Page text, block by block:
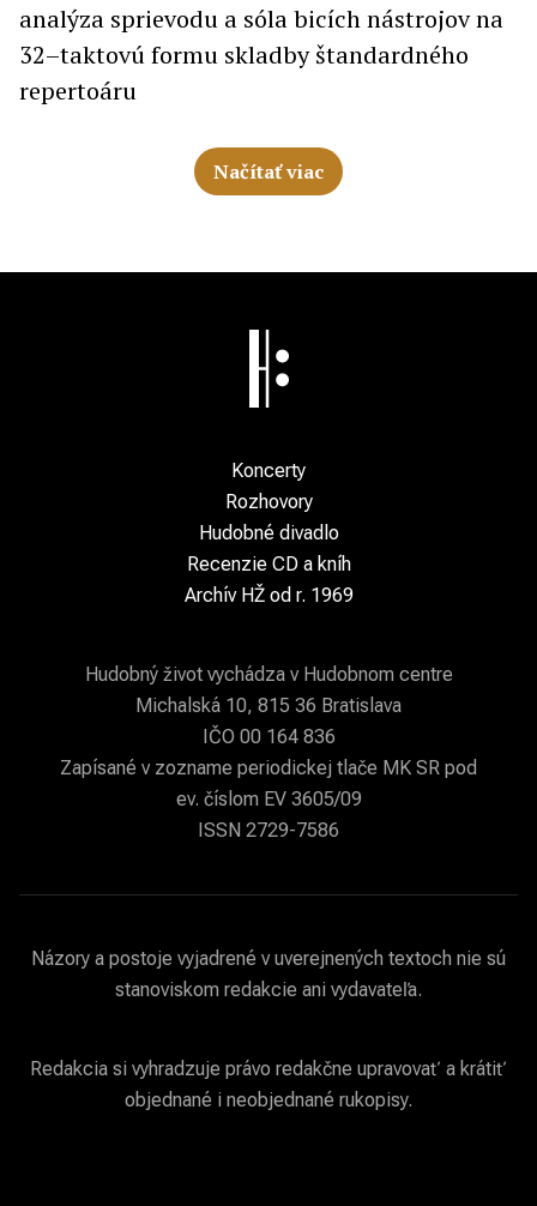
analýza sprievodu a sóla bicích nástrojov na
32–taktovú formu skladby štandardného
repertoáru
Načítať viac
Koncerty
Rozhovory
Hudobné divadlo
Recenzie CD a kníh
Archív HŽ od r. 1969
Hudobný život vychádza v Hudobnom centre
Michalská 10, 815 36 Bratislava
IČO 00 164 836
Zapísané v zozname periodickej tlače MK SR pod
ev. číslom EV 3605/09
ISSN 2729-7586
Názory a postoje vyjadrené v uverejnených textoch nie sú
stanoviskom redakcie ani vydavateľa.
Redakcia si vyhradzuje právo redakčne upravovať a krátiť
objednané i neobjednané rukopisy.